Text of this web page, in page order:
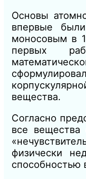
Основы
впервые
моносовым в
первых
вещества.
Согласно
все вещества
физически
способностью